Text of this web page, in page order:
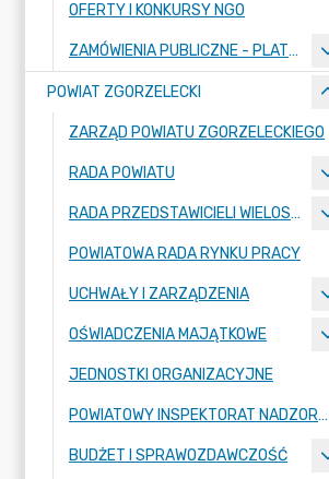
OFERTY I KONKURSY NGO
ZAMÓWIENIA PUBLICZNE - PLATFORMA ZAKUPOWA
POWIAT ZGORZELECKI
ZARZĄD POWIATU ZGORZELECKIEGO
RADA POWIATU
RADA PRZEDSTAWICIELI WIELOSPECJALISTYCZNEGO ZESPOŁU OPIEKI ZDROWOTNEJ "BOLESŁAWIEC-ZGORZELEC" SAMODZIELNEGO PUBLICZNEGO ZAKŁADU OPIEKI ZDROWOTNEJ
POWIATOWA RADA RYNKU PRACY
UCHWAŁY I ZARZĄDZENIA
OŚWIADCZENIA MAJĄTKOWE
JEDNOSTKI ORGANIZACYJNE
POWIATOWY INSPEKTORAT NADZORU BUDOWLANEGO
BUDŻET I SPRAWOZDAWCZOŚĆ